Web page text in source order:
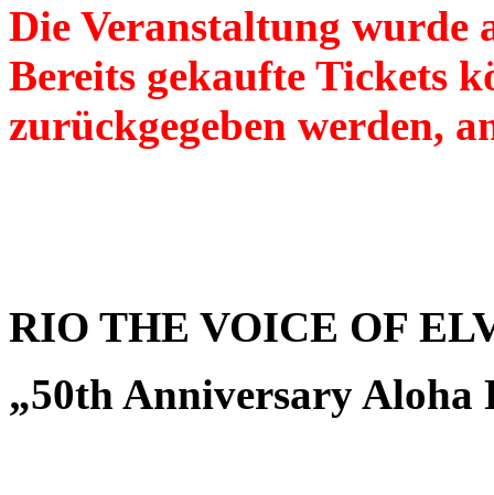
Die Veranstaltung wurde
Bereits gekaufte Tickets
zurückgegeben werden,
RIO THE VOICE OF
„50th Anniversary Aloha